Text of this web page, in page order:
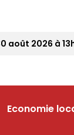
2026 à
Economie